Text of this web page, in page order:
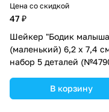
Цена со скидкой
47 ₽
Шейкер "Бодик
(маленький) 6,2 х 7,4
набор 5 деталей
В корзину